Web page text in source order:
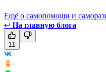
Ещё о самопомощи и
↩ На главную блога
11